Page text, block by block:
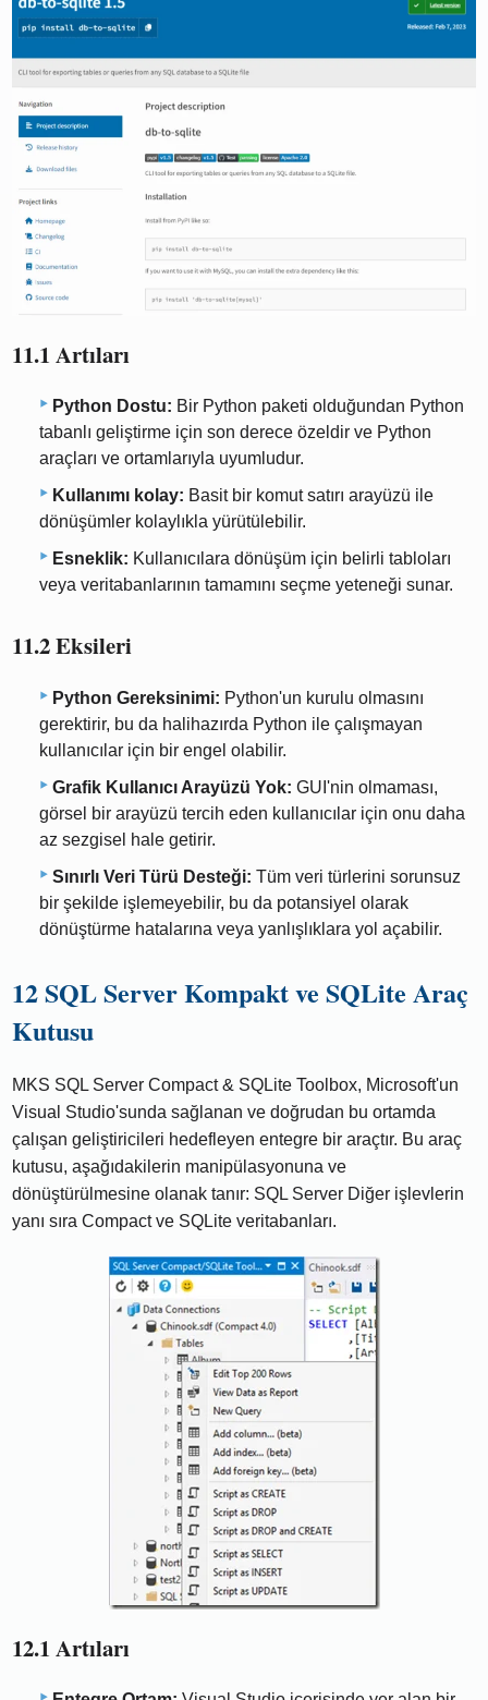
11.1 Artıları
Python Dostu: Bir Python paketi olduğundan Python
tabanlı geliştirme için son derece özeldir ve Python
araçları ve ortamlarıyla uyumludur.
Kullanımı kolay: Basit bir komut satırı arayüzü ile
dönüşümler kolaylıkla yürütülebilir.
Esneklik: Kullanıcılara dönüşüm için belirli tabloları
veya veritabanlarının tamamını seçme yeteneği sunar.
11.2 Eksileri
Python Gereksinimi: Python'un kurulu olmasını
gerektirir, bu da halihazırda Python ile çalışmayan
kullanıcılar için bir engel olabilir.
Grafik Kullanıcı Arayüzü Yok: GUI'nin olmaması,
görsel bir arayüzü tercih eden kullanıcılar için onu daha
az sezgisel hale getirir.
Sınırlı Veri Türü Desteği: Tüm veri türlerini sorunsuz
bir şekilde işlemeyebilir, bu da potansiyel olarak
dönüştürme hatalarına veya yanlışlıklara yol açabilir.
12 SQL Server Kompakt ve SQLite Araç
Kutusu
MKS SQL Server Compact & SQLite Toolbox, Microsoft'un
Visual Studio'sunda sağlanan ve doğrudan bu ortamda
çalışan geliştiricileri hedefleyen entegre bir araçtır. Bu araç
kutusu, aşağıdakilerin manipülasyonuna ve
dönüştürülmesine olanak tanır: SQL Server Diğer işlevlerin
yanı sıra Compact ve SQLite veritabanları.
12.1 Artıları